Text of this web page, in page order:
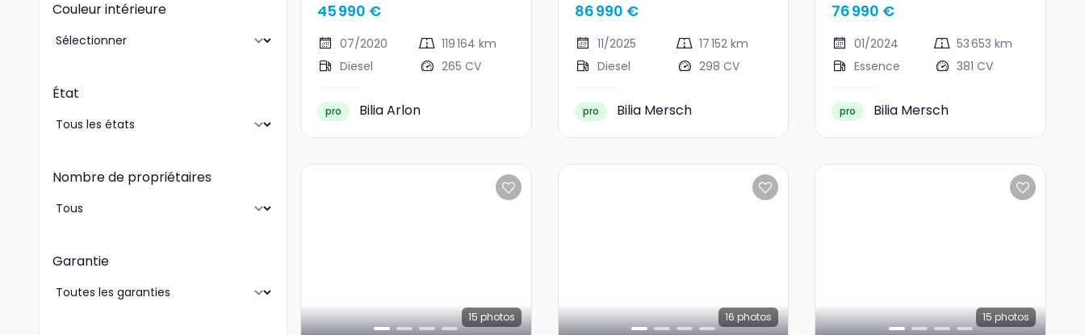
Couleur intérieure
État
Nombre de propriétaires
Garantie
45 990 €
07/2020
119 164 km
Diesel
265 CV
pro Bilia Arlon
86 990 €
11/2025
17 152 km
Diesel
298 CV
pro Bilia Mersch
76 990 €
01/2024
53 653 km
Essence
381 CV
pro Bilia Mersch
15 photos 16 photos 15 photos